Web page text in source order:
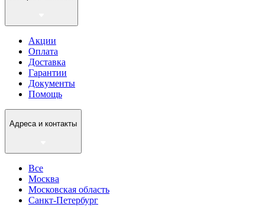
Акции
Оплата
Доставка
Гарантии
Документы
Помощь
Адреса и контакты
Все
Москва
Московская область
Санкт-Петербург